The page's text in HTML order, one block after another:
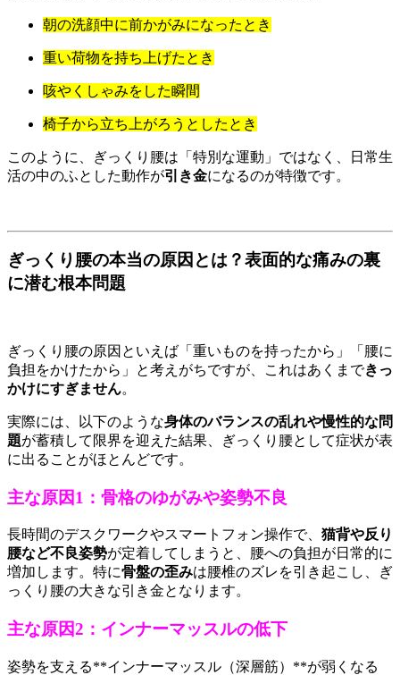
朝の洗顔中に前かがみになったとき
重い荷物を持ち上げたとき
咳やくしゃみをした瞬間
椅子から立ち上がろうとしたとき
このように、ぎっくり腰は「特別な運動」ではなく、日常生
活の中のふとした動作が引き金になるのが特徴です。
ぎっくり腰の本当の原因とは？表面的な痛みの裏
に潜む根本問題
ぎっくり腰の原因といえば「重いものを持ったから」「腰に
負担をかけたから」と考えがちですが、これはあくまできっ
かけにすぎません。
実際には、以下のような身体のバランスの乱れや慢性的な問
題が蓄積して限界を迎えた結果、ぎっくり腰として症状が表
に出ることがほとんどです。
主な原因1：骨格のゆがみや姿勢不良
長時間のデスクワークやスマートフォン操作で、 猫背や反り
腰など不良姿勢が定着してしまうと、腰への負担が日常的に
増加します。特に骨盤の歪みは腰椎のズレを引き起こし、ぎ
っくり腰の大きな引き金となります。
主な原因2：インナーマッスルの低下
姿勢を支える**インナーマッスル（深層筋）**が弱くなる